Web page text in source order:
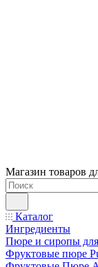
Магазин товаров
Каталог
Ингредиенты
Пюре и сиропы
Фруктовые пюре